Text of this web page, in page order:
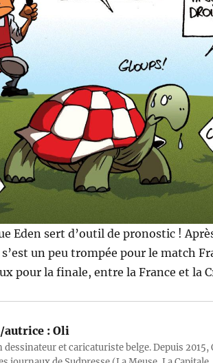
Eden sert d’outil de pronostic !
un peu trompée pour le match
pour la finale, entre la France et la
autrice :Oli
dessinateur et caricaturiste belge. Depuis 2015,